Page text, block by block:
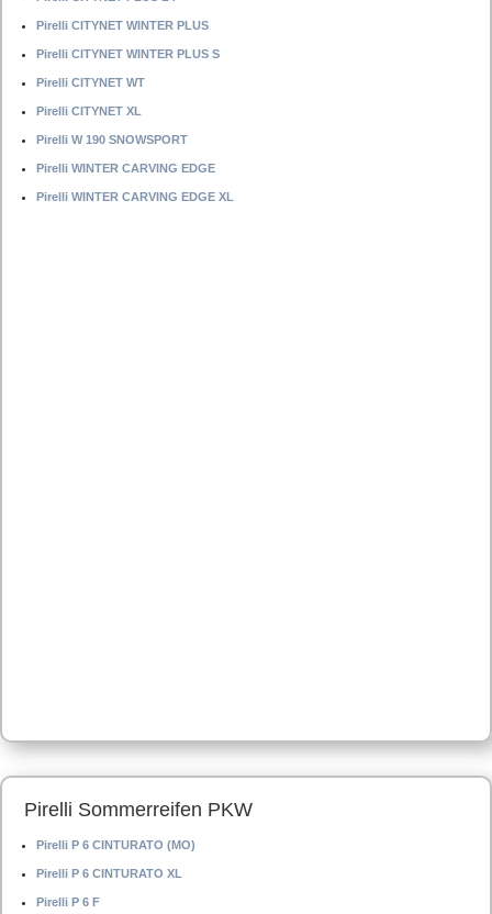
Pirelli CITYNET WINTER PLUS
Pirelli CITYNET WINTER PLUS S
Pirelli CITYNET WT
Pirelli CITYNET XL
Pirelli W 190 SNOWSPORT
Pirelli WINTER CARVING EDGE
Pirelli WINTER CARVING EDGE XL
Pirelli Sommerreifen PKW
Pirelli P 6 CINTURATO (MO)
Pirelli P 6 CINTURATO XL
Pirelli P 6 F